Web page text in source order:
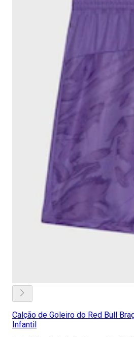
Calção de Goleiro do Red Bull
Infantil